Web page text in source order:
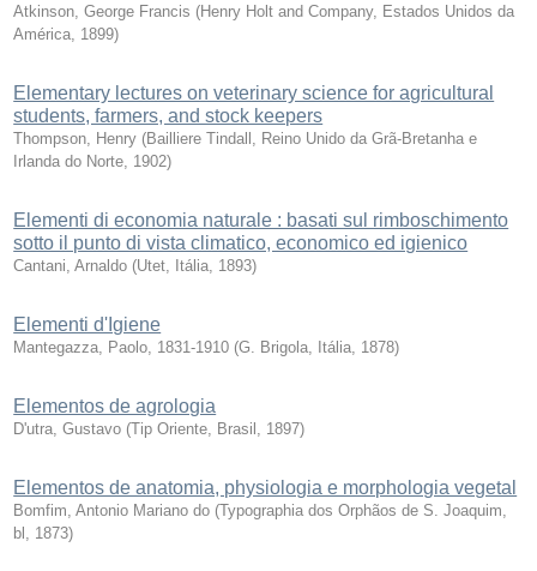
Atkinson, George Francis (Henry Holt and Company, Estados Unidos da
América 1899)
Elementary lectures on veterinary science for agricultural
students, farmers, and stock keepers
Thompson, Henry (Bailliere Tindall, Reino Unido da Grã-Bretanha e
Irlanda do Norte 1902)
Elementi di economia naturale : basati sul rimboschimento
sotto il punto di vista climatico, economico ed igienico
Cantani, Arnaldo (Utet, Itália 1893)
Elementi d'Igiene
Mantegazza, Paolo, 1831-1910 (G. Brigola, Itália 1878)
Elementos de agrologia
D'utra, Gustavo (Tip Oriente, Brasil 1897)
Elementos de anatomia, physiologia e morphologia vegetal
Bomfim, Antonio Mariano do (Typographia dos Orphãos de S. Joaquim,
bl
1873)